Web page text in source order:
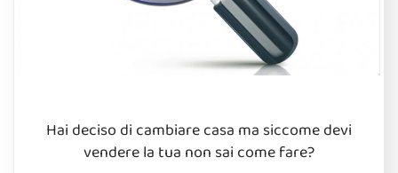
Hai deciso di cambiare casa ma siccome devi
vendere la tua non sai come fare?